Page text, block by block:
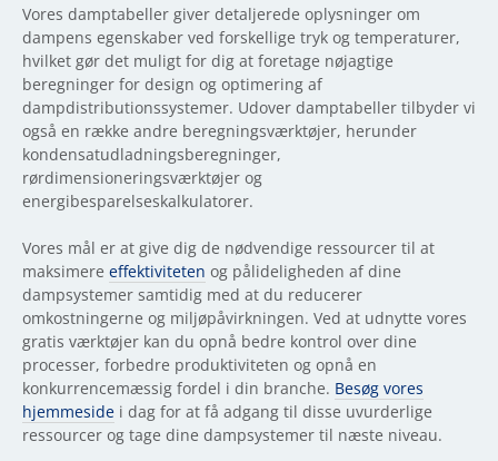
Vores damptabeller giver detaljerede oplysninger om
dampens egenskaber ved forskellige tryk og temperaturer,
hvilket gør det muligt for dig at foretage nøjagtige
beregninger for design og optimering af
dampdistributionssystemer. Udover damptabeller tilbyder vi
også en række andre beregningsværktøjer, herunder
kondensatudladningsberegninger,
rørdimensioneringsværktøjer og
energibesparelseskalkulatorer.
Vores mål er at give dig de nødvendige ressourcer til at
maksimere effektiviteten og pålideligheden af dine
dampsystemer samtidig med at du reducerer
omkostningerne og miljøpåvirkningen. Ved at udnytte vores
gratis værktøjer kan du opnå bedre kontrol over dine
processer, forbedre produktiviteten og opnå en
konkurrencemæssig fordel i din branche. Besøg vores
hjemmeside i dag for at få adgang til disse uvurderlige
ressourcer og tage dine dampsystemer til næste niveau.